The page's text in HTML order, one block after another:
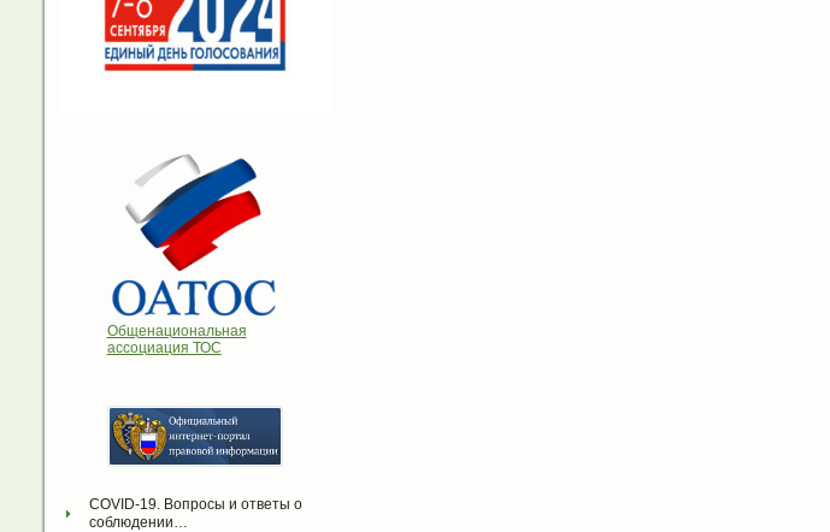
Общенациональная
ассоциация ТОС
COVID-19. Вопросы и ответы о
соблюдении…